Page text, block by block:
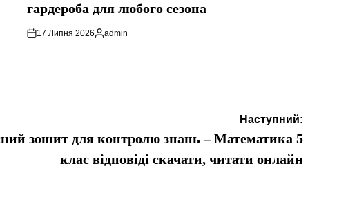
гардероба для любого сезона
17 Липня 2026
Опубліковано
admin
Наступний:
зошит для контролю знань – Математика 5
клас відповіді скачати, читати онлайн